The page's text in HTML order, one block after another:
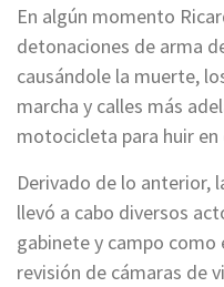
En algún momento
detonaciones de arma
causándole la muerte,
marcha y calles más
motocicleta para huir
Derivado de lo anterior,
llevó a cabo diversos
gabinete y campo como
revisión de cámaras de